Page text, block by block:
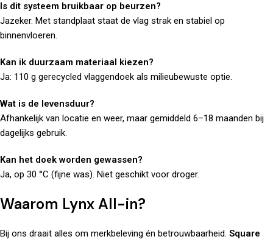
Is dit systeem bruikbaar op beurzen?
Jazeker. Met standplaat staat de vlag strak en stabiel op
binnenvloeren.
Kan ik duurzaam materiaal kiezen?
Ja: 110 g gerecycled vlaggendoek als milieubewuste optie.
Wat is de levensduur?
Afhankelijk van locatie en weer, maar gemiddeld 6–18 maanden bij
dagelijks gebruik.
Kan het doek worden gewassen?
Ja, op 30 °C (fijne was). Niet geschikt voor droger.
Waarom Lynx All-in?
Bij ons draait alles om merkbeleving én betrouwbaarheid. Square